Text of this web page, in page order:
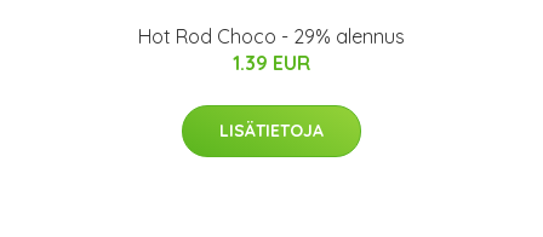
Hot Rod Choco - 29% alennus
1.39 EUR
LISÄTIETOJA